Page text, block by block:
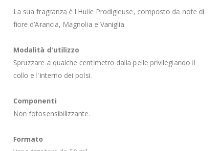
La sua fragranza è l'Huile Prodigieuse, composto da note di
fiore d’Arancia, Magnolia e Vaniglia.
Modalità d'utilizzo
Spruzzare a qualche centimetro dalla pelle privilegiando il
collo e l'interno dei polsi.
Componenti
Non fotosensibilizzante.
Formato